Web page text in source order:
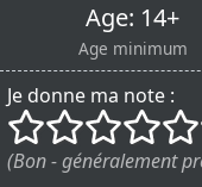
Age: 14+
Age minimum
Je donne ma note :
()
() () ()
(Bon - généralement